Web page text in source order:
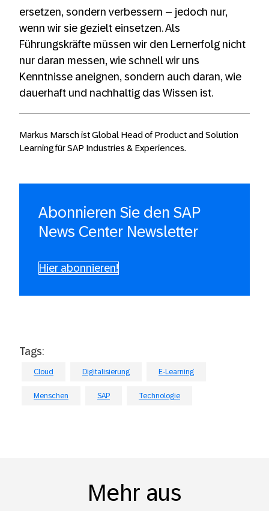
ersetzen, sondern verbessern – jedoch nur,
wenn wir sie gezielt einsetzen. Als
Führungskräfte müssen wir den Lernerfolg nicht
nur daran messen, wie schnell wir uns
Kenntnisse aneignen, sondern auch daran, wie
dauerhaft und nachhaltig das Wissen ist.
Markus Marsch ist Global Head of Product and Solution
Learning für SAP Industries & Experiences.
Abonnieren Sie den SAP
News Center Newsletter
Hier abonnieren!
Tags:
Cloud Digitalisierung E-Learning
Menschen SAP Technologie
Mehr aus